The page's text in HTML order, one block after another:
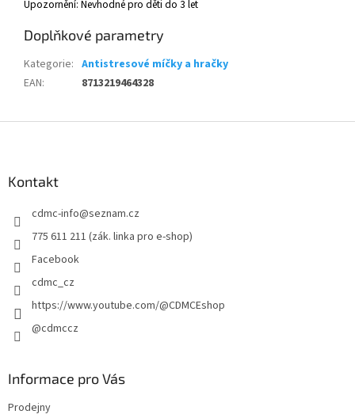
Upozornění: Nevhodné pro děti do 3 let
Doplňkové parametry
Kategorie: Antistresové míčky a hračky
EAN: 8713219464328
Kontakt
cdmc-info@seznam.cz
775 611 211 (zák. linka pro e-shop)
Facebook
cdmc_cz
https://www.youtube.com/@CDMCEshop
@cdmccz
Informace pro Vás
Prodejny